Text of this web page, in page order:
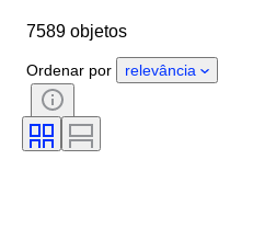
Género
Certificação
Corte
Pureza
Gama de cores
Tamanho no artigo
7589 objetos
Ordenar por relevância